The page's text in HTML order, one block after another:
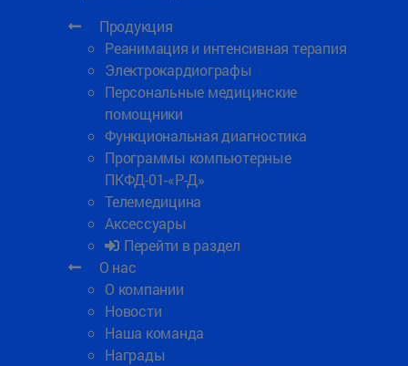
Продукция
Реанимация и интенсивная терапия
Электрокардиографы
Персональные медицинские
помощники
Функциональная диагностика
Программы компьютерные
ПКФД-01-«Р-Д»
Телемедицина
Аксессуары
Перейти в раздел
О нас
О компании
Новости
Наша команда
Награды